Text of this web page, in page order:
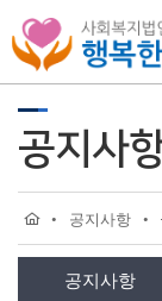
공지사
• 공지사항 •
공지사항